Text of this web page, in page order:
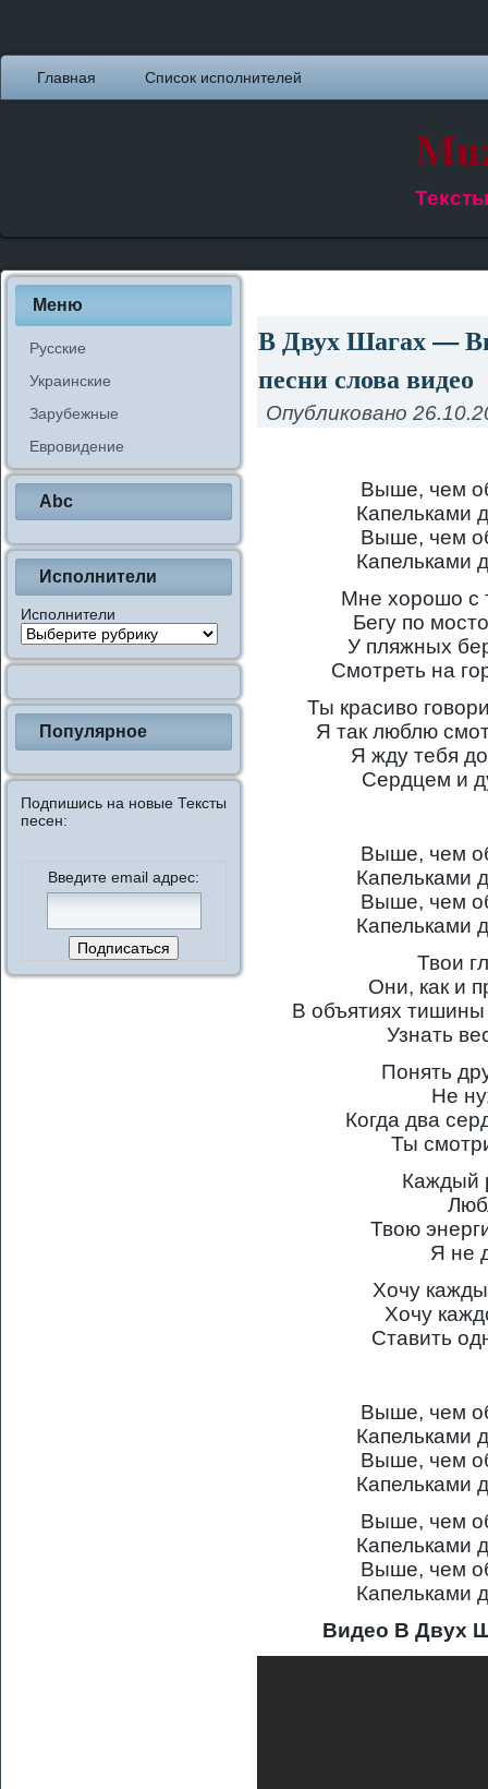
Главная Список исполнителей
Меню
Русские
Украинские
Зарубежные
Евровидение
Abc
Исполнители
Исполнители
Популярное
Подпишись на новые Тексты
песен:
Введите email адрес:
В Двух Шагах —
песни слова видео
Опубликовано
Выше, чем
Капельками
Выше, чем
Капельками
Мне хорошо с
Бегу по
У пляжных
Смотреть на
Ты красиво
Я так люблю
Я жду тебя
Сердцем и
Выше, чем
Капельками
Выше, чем
Капельками
Твои
Они, как и
В объятиях
Узнать
Понять
Не
Когда два
Ты
Каждый
Твою
Я не
Хочу
Хочу
Ставить
Выше, чем
Капельками
Выше, чем
Капельками
Выше, чем
Капельками
Выше, чем
Капельками
Видео В Двух